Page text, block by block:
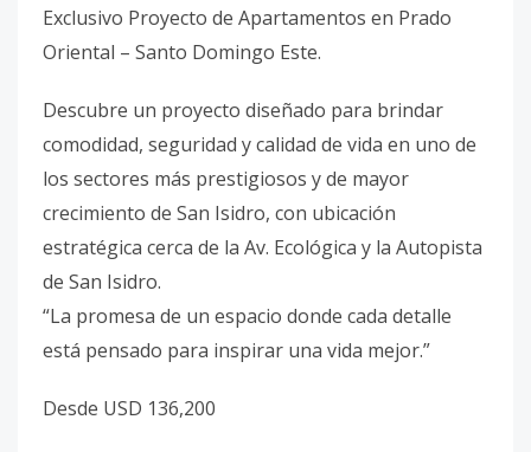
Exclusivo Proyecto de Apartamentos en Prado
Oriental – Santo Domingo Este.
Descubre un proyecto diseñado para brindar
comodidad, seguridad y calidad de vida en uno de
los sectores más prestigiosos y de mayor
crecimiento de San Isidro, con ubicación
estratégica cerca de la Av. Ecológica y la Autopista
de San Isidro.
“La promesa de un espacio donde cada detalle
está pensado para inspirar una vida mejor.”
Desde USD 136,200